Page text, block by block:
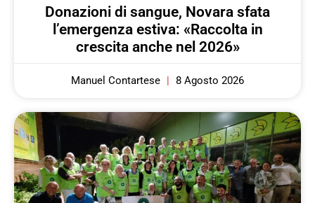
Donazioni di sangue, Novara sfata
l’emergenza estiva: «Raccolta in
crescita anche nel 2026»
Manuel Contartese 8 Agosto 2026